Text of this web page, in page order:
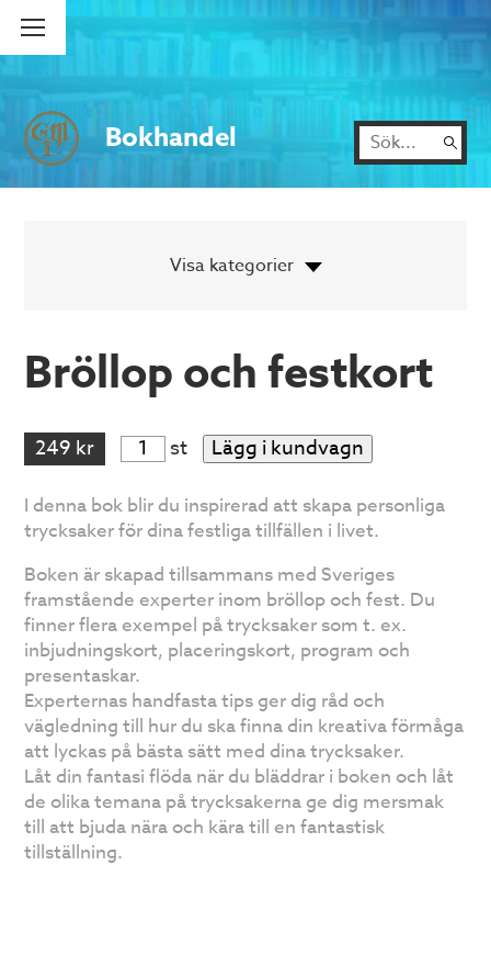
Bokhandel
Bröllop och festkort
249 kr st Lägg i kundvagn
I denna bok blir du inspirerad att skapa personliga
trycksaker för dina festliga tillfällen i livet.
Boken är skapad tillsammans med Sveriges
framstående experter inom bröllop och fest. Du
finner flera exempel på trycksaker som t. ex.
inbjudningskort, placeringskort, program och
presentaskar.
Experternas handfasta tips ger dig råd och
vägledning till hur du ska finna din kreativa förmåga
att lyckas på bästa sätt med dina trycksaker.
Låt din fantasi flöda när du bläddrar i boken och låt
de olika temana på trycksakerna ge dig mersmak
till att bjuda nära och kära till en fantastisk
tillställning.